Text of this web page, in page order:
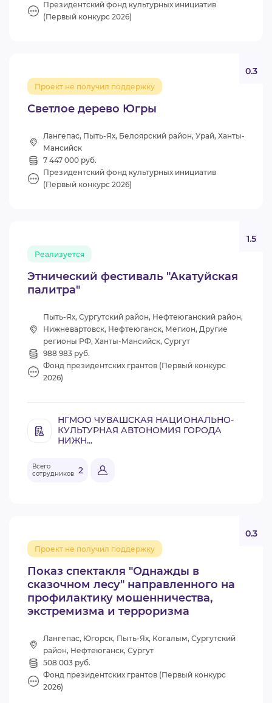
Президентский фонд культурных инициатив
(Первый конкурс 2026)
Светлое дерево Югры
Проект не получил поддержку
0.3
Лангепас, Пыть-Ях, Белоярский район, Урай, Ханты-
Мансийск
7 447 000 руб.
Президентский фонд культурных инициатив
(Первый конкурс 2026)
Этнический фестиваль "Акатуйская
палитра"
Реализуется
1.5
Пыть-Ях, Сургутский район, Нефтеюганский район,
Нижневартовск, Нефтеюганск, Мегион, Другие
регионы РФ, Ханты-Мансийск, Сургут
988 983 руб.
Фонд президентских грантов (Первый конкурс
2026)
НГМОО ЧУВАШСКАЯ НАЦИОНАЛЬНО-
КУЛЬТУРНАЯ АВТОНОМИЯ ГОРОДА
НИЖН...
Всего
сотрудников 2
Показ спектакля "Однажды в
сказочном лесу" направленного на
профилактику мошенничества,
экстремизма и терроризма
Проект не получил поддержку
0.3
Лангепас, Югорск, Пыть-Ях, Когалым, Сургутский
район, Нефтеюганск, Сургут
508 003 руб.
Фонд президентских грантов (Первый конкурс
2026)